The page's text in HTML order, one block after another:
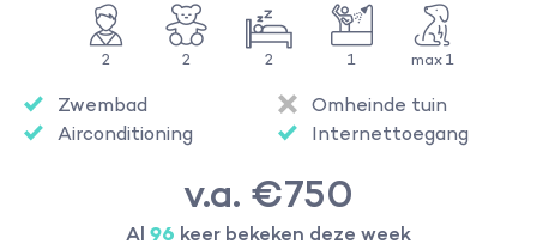
2 2 2 1 max 1
Zwembad
Airconditioning
Omheinde tuin
Internettoegang
v.a. €750
Al 96 keer bekeken deze week